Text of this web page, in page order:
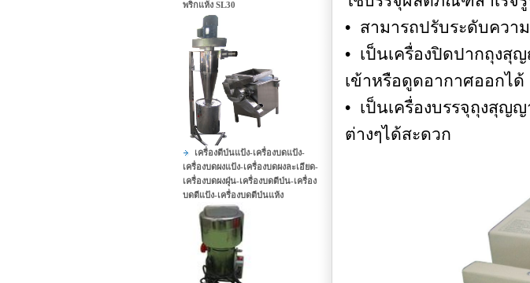
พริกแห้ง SL30
เครื่องตีป่นแป้ง-เครื่องบดแป้ง-
เครื่องบดผงแป้ง-เครื่องบดผงละเอียด-
เครื่องบดผงฝุุ่น-เครื่องบดตีป่น-เครื่อง
บดตีแป้ง-เครื่องบดตีป่นแห้ง
• สามารถปรับระดับควา
• เป็นเครื่องปิดปากถุงสุ
เข้าหรือดูดอากาศออกได้
• เป็นเครื่องบรรจุถุงสุญ
ต่างๆได้สะดวก